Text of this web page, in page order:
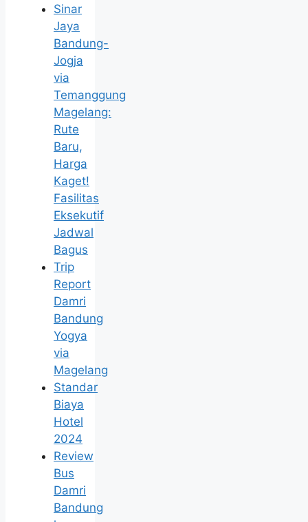
Sinar
Jaya
Bandung-
Jogja
via
Temanggung
Magelang:
Rute
Baru,
Harga
Kaget!
Fasilitas
Eksekutif
Jadwal
Bagus
Trip
Report
Damri
Bandung
Yogya
via
Magelang
Standar
Biaya
Hotel
2024
Review
Bus
Damri
Bandung